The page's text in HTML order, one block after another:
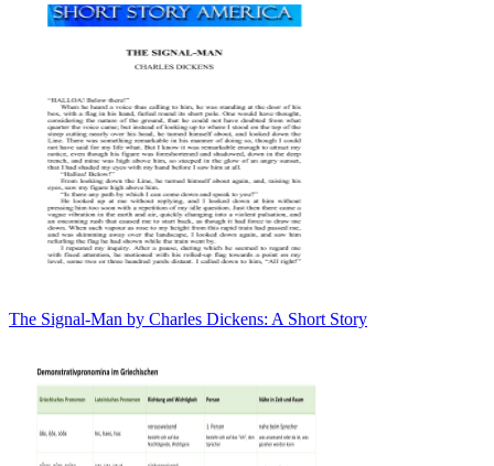
The Signal-Man by Charles Dickens: A Short Story